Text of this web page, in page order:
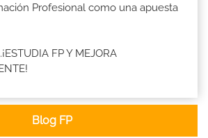
Profesional como una apuesta
FP Y MEJORA
Blog FP